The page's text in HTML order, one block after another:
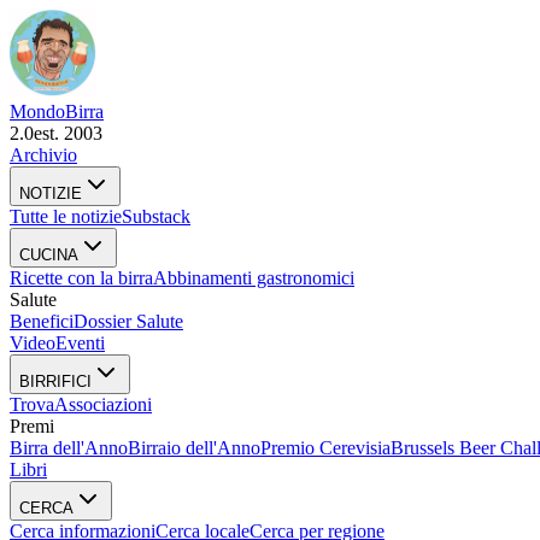
MondoBirra
2.0est. 2003
Archivio
NOTIZIE
Tutte le notizieSubstack
CUCINA
Ricette con la birraAbbinamenti gastronomici
Salute
BeneficiDossier Salute
VideoEventi
BIRRIFICI
TrovaAssociazioni
Premi
Birra dell'AnnoBirraio dell'AnnoPremio CerevisiaBrussels Beer
Libri
CERCA
Cerca informazioniCerca localeCerca per regione